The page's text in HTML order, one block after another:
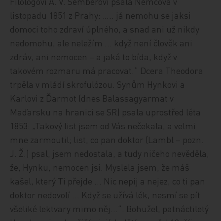
listopadu 1851 z Prahy: „… já nemohu se jaksi
domoci toho zdraví úplného, a snad ani už nikdy
nedomohu, ale neležím … když není člověk ani
zdráv, ani nemocen – a jaká to bída, když v
takovém rozmaru má pracovat.“ Dcera Theodora
trpěla v mládí skrofulózou. Synům Hynkovi a
Karlovi z Ďarmot (dnes Balassagyarmat v
Maďarsku na hranici se SR) psala uprostřed léta
1853: „Takový list jsem od Vás nečekala, a velmi
mne zarmoutil; list, co pan doktor (Lambl – pozn.
J. Ž.) psal, jsem nedostala, a tudy ničeho nevěděla,
že, Hynku, nemocen jsi. Myslela jsem, že máš
kašel, který Ti přejde … Nic nepij a nejez, co ti pan
doktor nedovolí … Když se užívá lék, nesmí se pít
všeliké lektvary mimo něj…“. Bohužel, patnáctiletý